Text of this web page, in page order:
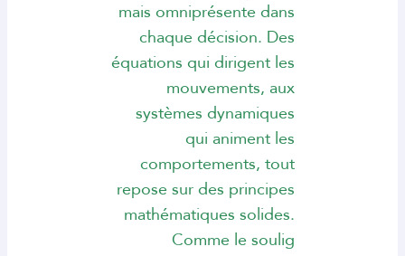
mais omniprésente dans
chaque décision. Des
équations qui dirigent les
mouvements, aux
systèmes dynamiques
qui animent les
comportements, tout
repose sur des principes
mathématiques solides.
Comme le soulig